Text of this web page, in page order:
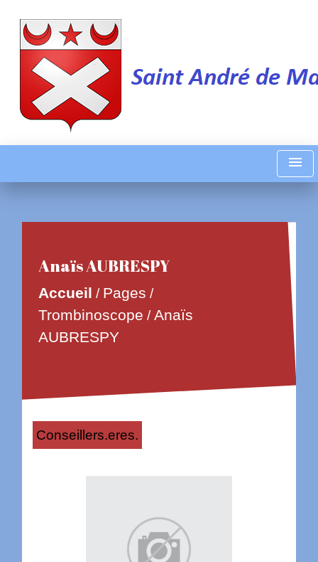
menu
Anaïs AUBRESPY
Accueil / Pages /
Trombinoscope /Anaïs
AUBRESPY
Conseillers.eres.